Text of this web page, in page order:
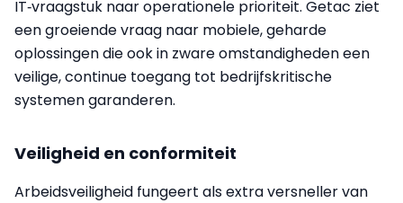
IT‑vraagstuk naar operationele prioriteit. Getac ziet
een groeiende vraag naar mobiele, geharde
oplossingen die ook in zware omstandigheden een
veilige, continue toegang tot bedrijfskritische
systemen garanderen.
Veiligheid en conformiteit
Arbeidsveiligheid fungeert als extra versneller van